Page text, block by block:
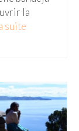
la
suite­­